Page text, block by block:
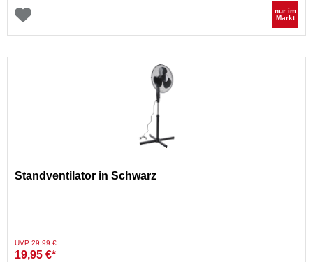
nur im
Markt
Standventilator in Schwarz
Preis reduziert von
UVP 29,99 €auf
19,95 €*